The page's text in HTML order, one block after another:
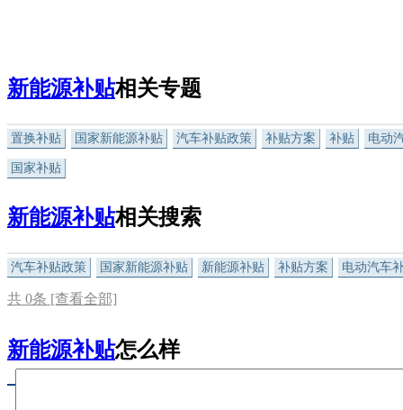
新能源补贴相关专题
置换补贴 国家新能源补贴 汽车补贴政策 补贴方案 补贴 电动
国家补贴
新能源补贴相关搜索
汽车补贴政策 国家新能源补贴 新能源补贴 补贴方案 电动汽车
共 0条 [查看全部]
新能源补贴怎么样